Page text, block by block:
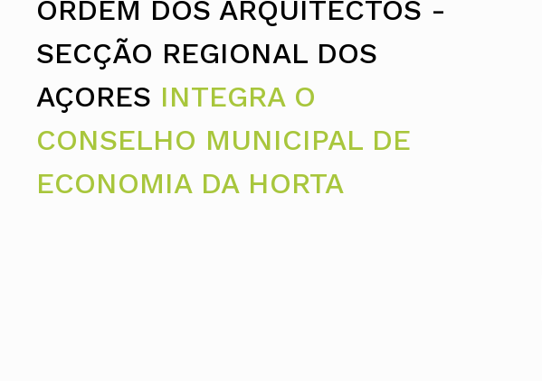
Assembleia Geral
Assembleia de Delegados
Conselho de Disciplina Nacional
Conselho de Supervisão
ORDEM DOS ARQUITECTOS -
SECÇÃO REGIONAL DOS
AÇORES INTEGRA O
CONSELHO MUNICIPAL DE
ECONOMIA DA HORTA